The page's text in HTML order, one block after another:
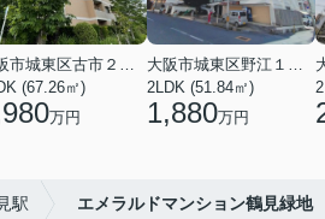
(67.26㎡)
万円
2LDK (51.84㎡)
1,880万円
駅 エメラルドマンション鶴見緑地